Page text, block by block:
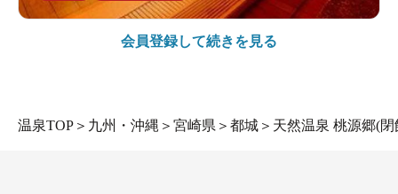
会員登録して続きを見る
温泉TOP ＞ 九州・沖縄 ＞ 宮崎県 ＞ 都城 ＞ 天然温泉 桃源郷(